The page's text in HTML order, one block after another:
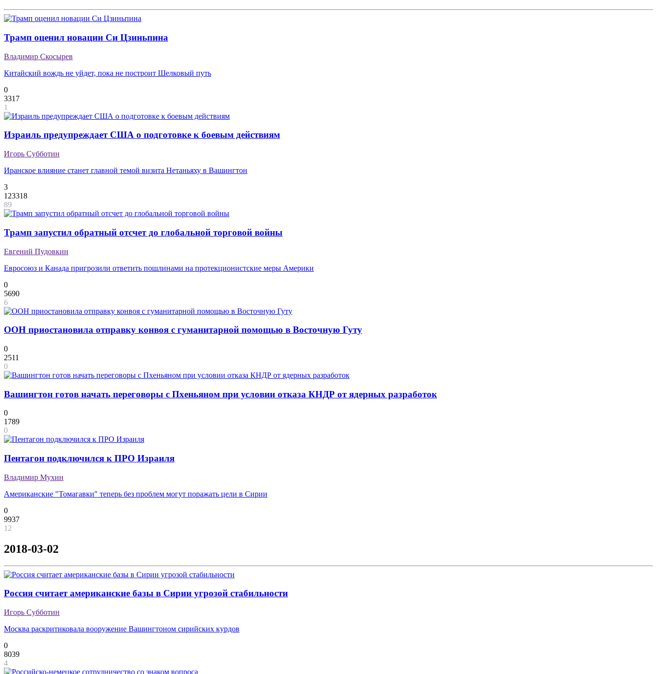
Трамп оценил новации Си Цзиньпина
Владимир Скосырев
Китайский вождь не уйдет, пока не построит Шелковый путь
0
3317
1
Израиль предупреждает США о подготовке к боевым действиям
Игорь Субботин
Иранское влияние станет главной темой визита Нетаньяху в Вашингтон
3
123318
89
Трамп запустил обратный отсчет до глобальной торговой войны
Евгений Пудовкин
Евросоюз и Канада пригрозили ответить пошлинами на протекционистские меры Америки
0
5690
6
ООН приостановила отправку конвоя с гуманитарной помощью в Восточную Гуту
0
2511
0
Вашингтон готов начать переговоры с Пхеньяном при условии отказа КНДР от ядерных разработок
0
1789
0
Пентагон подключился к ПРО Израиля
Владимир Мухин
Американские "Томагавки" теперь без проблем могут поражать цели в Сирии
0
9937
12
2018-03-02
Россия считает американские базы в Сирии угрозой стабильности
Игорь Субботин
Москва раскритиковала вооружение Вашингтоном сирийских курдов
0
8039
4